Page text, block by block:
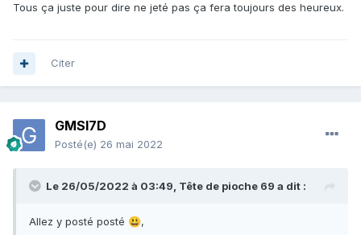
Tous ça juste pour dire ne jeté pas ça fera toujours des heureux.
Citer
GMSI7D
Posté(e) 26 mai 2022
Le 26/05/2022 à 03:49, Tête de pioche 69 a dit :
Allez y posté posté 😃,